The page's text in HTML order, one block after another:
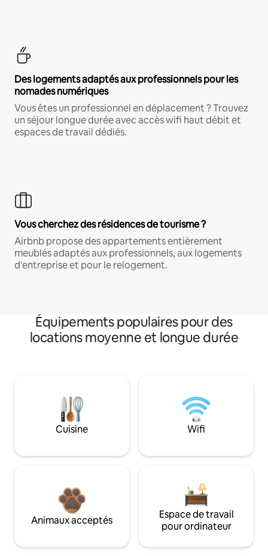
Des logements adaptés aux professionnels pour les
nomades numériques
Vous êtes un professionnel en déplacement ? Trouvez
un séjour longue durée avec accès wifi haut débit et
espaces de travail dédiés.
Vous cherchez des résidences de tourisme ?
Airbnb propose des appartements entièrement
meublés adaptés aux professionnels, aux logements
d'entreprise et pour le relogement.
Équipements populaires pour des
locations moyenne et longue durée
Cuisine Wifi
Animaux acceptés
Espace de travail
pour ordinateur